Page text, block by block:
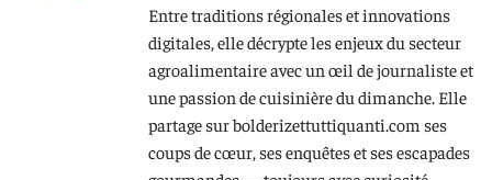
Entre traditions régionales et innovations
digitales, elle décrypte les enjeux du secteur
agroalimentaire avec un œil de journaliste et
une passion de cuisinière du dimanche. Elle
partage sur bolderizettuttiquanti.com ses
coups de cœur, ses enquêtes et ses escapades